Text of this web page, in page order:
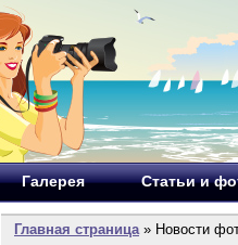
Галерея Статьи и
Главная страница» Новости